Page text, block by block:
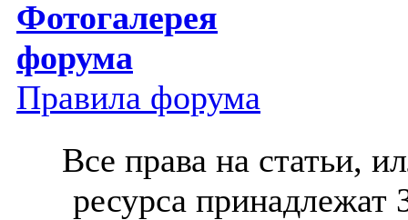
Фотогалерея
форума
Правила форума
Все права на статьи,
ресурса